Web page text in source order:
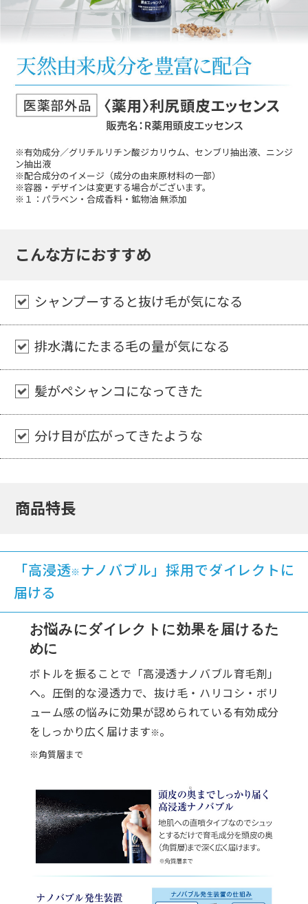
※有効成分／グリチルリチン酸ジカリウム、センブリ抽出液、ニンジ
ン抽出液
※配合成分のイメージ（成分の由来原材料の一部）
※容器・デザインは変更する場合がございます。
※１：パラベン・合成香料・鉱物油 無添加
こんな方におすすめ
シャンプーすると抜け毛が気になる
排水溝にたまる毛の量が気になる
髪がペシャンコになってきた
分け目が広がってきたような
商品特長
「高浸透※ ナノバブル」採用でダイレクトに
届ける
お悩みにダイレクトに効果を届けるた
めに
ボトルを振ることで「高浸透ナノバブル育毛剤」
へ。圧倒的な浸透力で、抜け毛・ハリコシ・ボリ
ューム感の悩みに効果が認められている有効成分
をしっかり広く届けます ※ 。
※角質層まで